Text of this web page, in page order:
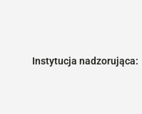
Instytucja nadzorująca: